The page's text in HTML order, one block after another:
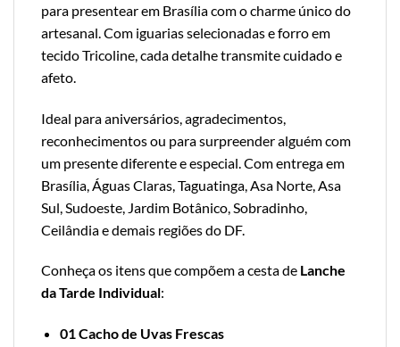
para presentear em Brasília com o charme único do
artesanal. Com iguarias selecionadas e forro em
tecido Tricoline, cada detalhe transmite cuidado e
afeto.
Ideal para aniversários, agradecimentos,
reconhecimentos ou para surpreender alguém com
um presente diferente e especial. Com entrega em
Brasília, Águas Claras, Taguatinga, Asa Norte, Asa
Sul, Sudoeste, Jardim Botânico, Sobradinho,
Ceilândia e demais regiões do DF.
Conheça os itens que compõem a cesta de Lanche
da Tarde Individual:
01 Cacho de Uvas Frescas